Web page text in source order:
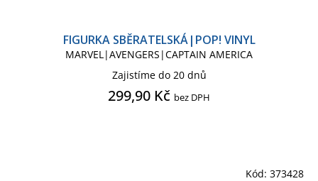
FIGURKA SBĚRATELSKÁ|POP! VINYL
MARVEL|AVENGERS|CAPTAIN AMERICA
Zajistíme do 20 dnů
299,90 Kč bez DPH
Kód: 373428